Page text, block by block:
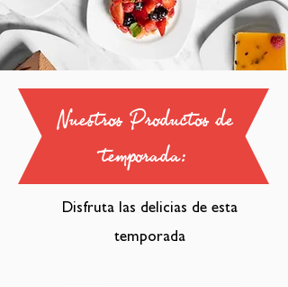
Nuestros Productos de
temporada:
Disfruta las delicias de esta
temporada